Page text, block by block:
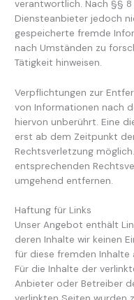
verantwortlich. Nach §§ 8
Diensteanbieter jedoch
gespeicherte fremde
nach Umständen zu
Tätigkeit hinweisen.
Verpflichtungen zur
von Informationen nach
hiervon unberührt. Eine
erst ab dem Zeitpunkt
Rechtsverletzung
entsprechenden
umgehend entfernen.
Haftung für Links
Unser Angebot enthält
deren Inhalte wir keinen
für diese fremden Inhalte
Für die Inhalte der
Anbieter oder Betreiber